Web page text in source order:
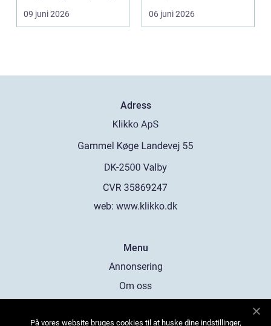
De passerar
tusentals...
09 juni 2026
instrumentpanelen....
06 juni 2026
Adress
web: www.klikko.dk
Menu
Annonsering
Om oss
På vores website bruges cookies til at huske dine indstillinger,